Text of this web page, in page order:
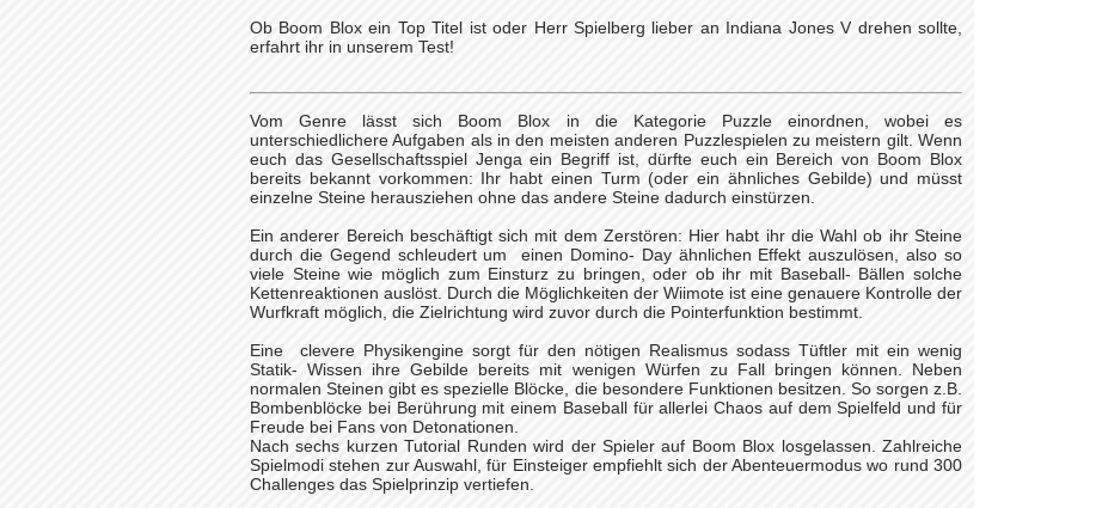
Ob Boom Blox ein Top Titel ist oder Herr Spielberg lieber an Indiana Jones V drehen sollte,
erfahrt ihr in unserem Test!
Vom Genre lässt sich Boom Blox in die Kategorie Puzzle einordnen, wobei es
unterschiedlichere Aufgaben als in den meisten anderen Puzzlespielen zu meistern gilt. Wenn
euch das Gesellschaftsspiel Jenga ein Begriff ist, dürfte euch ein Bereich von Boom Blox
bereits bekannt vorkommen: Ihr habt einen Turm (oder ein ähnliches Gebilde) und müsst
einzelne Steine herausziehen ohne das andere Steine dadurch einstürzen.
Ein anderer Bereich beschäftigt sich mit dem Zerstören: Hier habt ihr die Wahl ob ihr Steine
durch die Gegend schleudert um einen Domino- Day ähnlichen Effekt auszulösen, also so
viele Steine wie möglich zum Einsturz zu bringen, oder ob ihr mit Baseball- Bällen solche
Kettenreaktionen auslöst. Durch die Möglichkeiten der Wiimote ist eine genauere Kontrolle der
Wurfkraft möglich, die Zielrichtung wird zuvor durch die Pointerfunktion bestimmt.
Eine clevere Physikengine sorgt für den nötigen Realismus sodass Tüftler mit ein wenig
Statik- Wissen ihre Gebilde bereits mit wenigen Würfen zu Fall bringen können. Neben
normalen Steinen gibt es spezielle Blöcke, die besondere Funktionen besitzen. So sorgen z.B.
Bombenblöcke bei Berührung mit einem Baseball für allerlei Chaos auf dem Spielfeld und für
Freude bei Fans von Detonationen.
Nach sechs kurzen Tutorial Runden wird der Spieler auf Boom Blox losgelassen. Zahlreiche
Spielmodi stehen zur Auswahl, für Einsteiger empfiehlt sich der Abenteuermodus wo rund 300
Challenges das Spielprinzip vertiefen.